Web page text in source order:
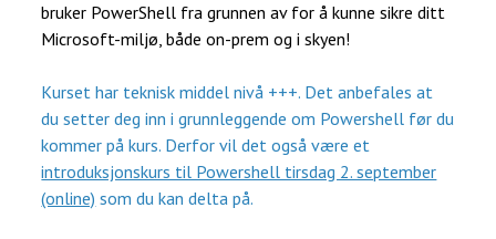
bruker PowerShell fra grunnen av for å kunne sikre ditt
Microsoft-miljø, både on-prem og i skyen!
Kurset har teknisk middel nivå +++. Det anbefales at
du setter deg inn i grunnleggende om Powershell før du
kommer på kurs. Derfor vil det også være et
introduksjonskurs til Powershell tirsdag 2. september
(online) som du kan delta på.